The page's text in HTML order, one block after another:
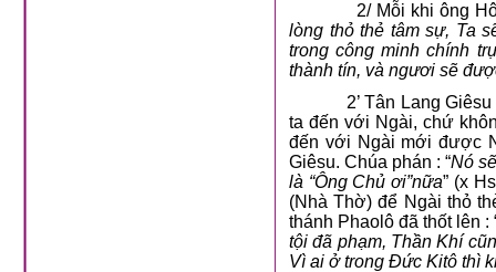
2/ Mỗi khi ông
lòng thỏ thẻ tâm sự, Ta
trong công minh chính
thành tín, và ngươi sẽ
2’ Tân Lang
ta đến với Ngài, chứ
đến với Ngài mới được
Giêsu. Chúa phán : “Nó
là “Ông Chủ ơi”nữa” (x
(Nhà Thờ) để Ngài thỏ
thánh Phaolô đã thốt lên :
tội đã phạm, Thần Khí
Vì ai ở trong Đức Kitô thì